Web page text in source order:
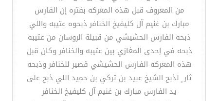
من المعروف قبل هذه المعركه بفتره إن الفارس
مبارك بن غنيم آل كليفيخ الخنافر ذبحوه عتيبه واللي
ذبحه الفارس الحشيشي من قبيلة الروسان من عتيبه
ذبحه في إحدى المغازي بين عتيبه والخنافر وكان قبل
هذه المعركه الفارس الحشيشي قصير للخنافر وذبحه
ثار ٍ لذبح الشيخ عبيد بن تركي بن حميد اللي ذبح على
يد الفارس مبارك بن غنيم آل كليفيخ الخنافر